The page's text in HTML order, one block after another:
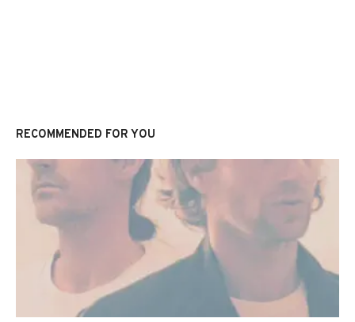
RECOMMENDED FOR YOU